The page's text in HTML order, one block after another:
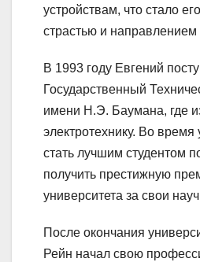
устройствам, что стало
страстью и направлением
В 1993 году Евгений
Государственный
имени Н.Э. Баумана, где
электротехнику. Во
стать лучшим студентом
получить престижную
университета за свои
После окончания
Рейн начал свою